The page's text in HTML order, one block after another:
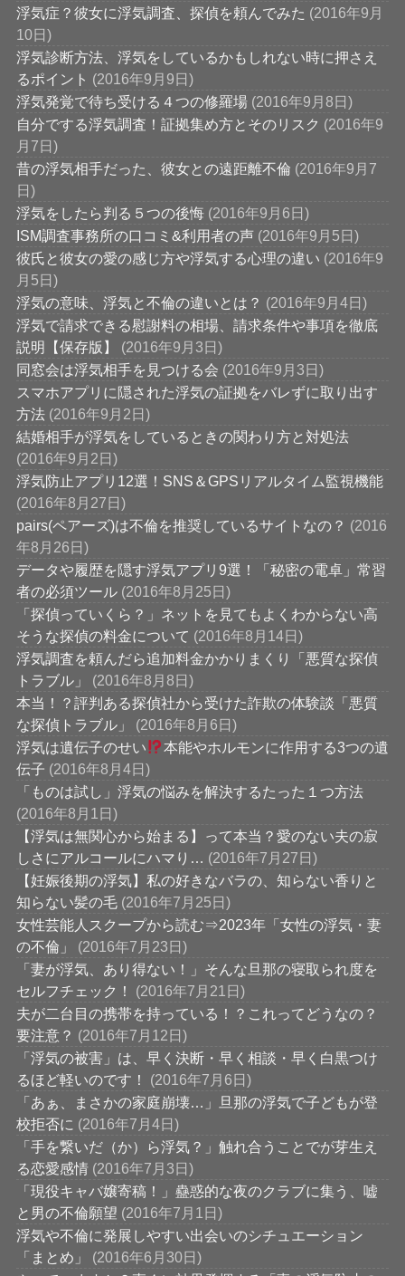
浮気症？彼女に浮気調査、探偵を頼んでみた (2016年9月
10日)
浮気診断方法、浮気をしているかもしれない時に押さえ
るポイント (2016年9月9日)
浮気発覚で待ち受ける４つの修羅場 (2016年9月8日)
自分でする浮気調査！証拠集め方とそのリスク (2016年9
月7日)
昔の浮気相手だった、彼女との遠距離不倫 (2016年9月7
日)
浮気をしたら判る５つの後悔 (2016年9月6日)
ISM調査事務所の口コミ&利用者の声 (2016年9月5日)
彼氏と彼女の愛の感じ方や浮気する心理の違い (2016年9
月5日)
浮気の意味、浮気と不倫の違いとは？ (2016年9月4日)
浮気で請求できる慰謝料の相場、請求条件や事項を徹底
説明【保存版】
(2016年9月3日)
同窓会は浮気相手を見つける会 (2016年9月3日)
スマホアプリに隠された浮気の証拠をバレずに取り出す
方法 (2016年9月2日)
結婚相手が浮気をしているときの関わり方と対処法
(2016年9月2日)
浮気防止アプリ12選！SNS＆GPSリアルタイム監視機能
(2016年8月27日)
pairs(ペアーズ)は不倫を推奨しているサイトなの？ (2016
年8月26日)
データや履歴を隠す浮気アプリ9選！「秘密の電卓」常習
者の必須ツール (2016年8月25日)
「探偵っていくら？」ネットを見てもよくわからない高
そうな探偵の料金について (2016年8月14日)
浮気調査を頼んだら追加料金かかりまくり「悪質な探偵
トラブル」
(2016年8月8日)
本当！？評判ある探偵社から受けた詐欺の体験談「悪質
な探偵トラブル」
(2016年8月6日)
浮気は遺伝子のせい
本能やホルモンに作用する3つの遺
伝子 (2016年8月4日)
「ものは試し」浮気の悩みを解決するたった１つ方法
(2016年8月1日)
【浮気は無関心から始まる】って本当？愛のない夫の寂
しさにアルコールにハマり… (2016年7月27日)
【妊娠後期の浮気】私の好きなバラの、知らない香りと
知らない髪の毛 (2016年7月25日)
女性芸能人スクープから読む⇒2023年「女性の浮気・妻
の不倫」
(2016年7月23日)
「妻が浮気、あり得ない！」そんな旦那の寝取られ度を
セルフチェック！
(2016年7月21日)
夫が二台目の携帯を持っている！？これってどうなの？
要注意？ (2016年7月12日)
「浮気の被害」は、早く決断・早く相談・早く白黒つけ
るほど軽いのです！
(2016年7月6日)
「あぁ、まさかの家庭崩壊…」旦那の浮気で子どもが登
校拒否に (2016年7月4日)
「手を繋いだ（か）ら浮気？」触れ合うことでが芽生え
る恋愛感情 (2016年7月3日)
「現役キャバ嬢寄稿！」蠱惑的な夜のクラブに集う、嘘
と男の不倫願望 (2016年7月1日)
浮気や不倫に発展しやすい出会いのシチュエーション
「まとめ」
(2016年6月30日)